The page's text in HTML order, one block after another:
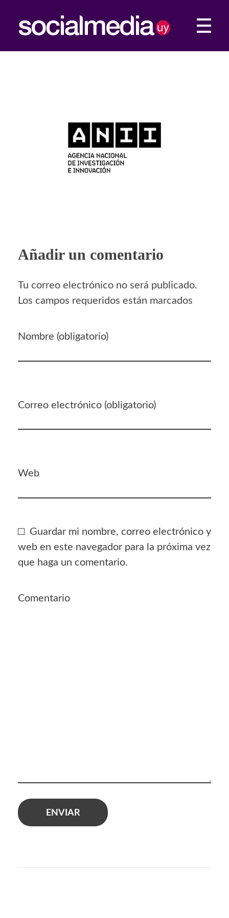
Social Media UY
Construimos tu presencia Web
Añadir un comentario
Tu correo electrónico no será publicado.
Los campos requeridos están marcados
Nombre (obligatorio)
Correo electrónico (obligatorio)
Web
Guardar mi nombre, correo electrónico y
web en este navegador para la próxima vez
que haga un comentario.
Comentario